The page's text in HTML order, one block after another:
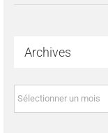
Archives
Archives